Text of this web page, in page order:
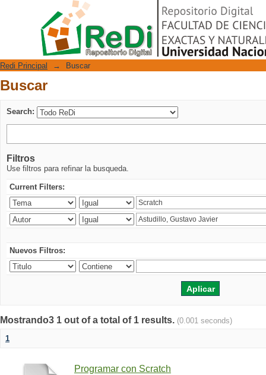
Repositorio Digital
Redi Principal → Buscar
Buscar
Search:
Filtros
Use filtros para refinar la busqueda.
Current Filters:
Nuevos Filtros:
Mostrando3 1 out of a total of 1 results. (0.001 seconds)
1
Programar con Scratch